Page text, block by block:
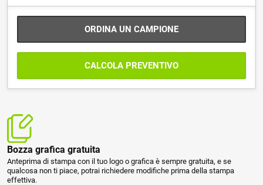
ORDINA UN CAMPIONE
CALCOLA PREVENTIVO
Bozza grafica gratuita
Anteprima di stampa con il tuo logo o grafica è sempre gratuita, e se
qualcosa non ti piace, potrai richiedere modifiche prima della stampa
effettiva.